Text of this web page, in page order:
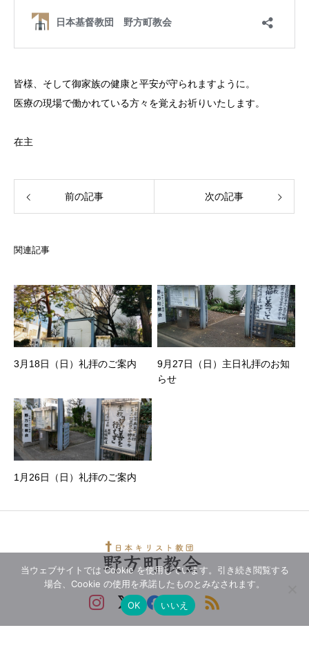
皆様、そして御家族の健康と平安が守られますように。
医療の現場で働かれている方々を覚えお祈りいたします。
在主
前の記事 次の記事
関連記事
3月18日（日）礼拝のご案内
9月27日（日）主日礼拝のお知
らせ
1月26日（日）礼拝のご案内
当ウェブサイトでは Cookie を使用しています。引き続き閲覧する
場合、Cookie の使用を承諾したものとみなされます。
OK
いいえ